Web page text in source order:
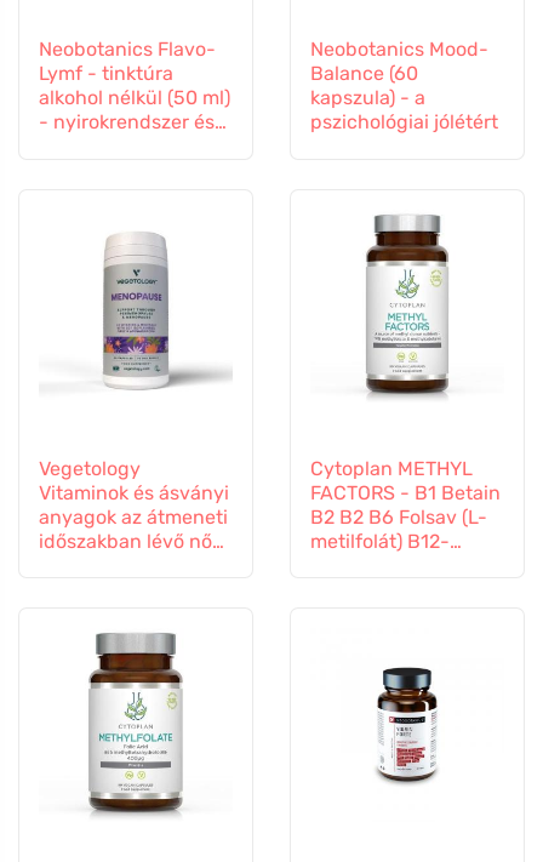
Neobotanics Flavo-
Lymf - tinktúra
alkohol nélkül (50 ml)
- nyirokrendszer és
Neobotanics Mood-
Balance (60
kapszula) - a
pszichológiai jólétért
Vegetology
Vitaminok és ásványi
anyagok az átmeneti
időszakban lévő nők
Cytoplan METHYL
FACTORS - B1 Betain
B2 B2 B6 Folsav (L-
metilfolát) B12-